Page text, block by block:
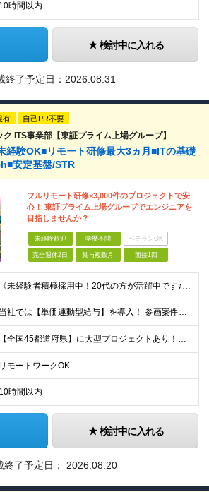
10時間以内
検討中に入れる
終了予定日： 2026.08.31
有 自己PR不要
ITS事業部【東証プライム上場グループ】
経験OK■リモート研修最大3ヵ月■ITの基礎
安定基盤/STR
フルリモート研修×3,000件のプロジェクトで安
心！ 東証プライム上場グループでエンジニアを
目指しませんか？
未経験歓迎 学歴不問 ベテランOK
完全週休2日 賞与複数月 面接1回
《未経験者積極採用中！20代の方が活躍中です♪》 ◎約4割が実務未経験入社！ ■学歴・職歴は一切問いません！ ■第二新卒の方もお気軽にご相談ください♪ ■入社してから数年は、転勤の可能性があります
当社では【単価連動型給与】を導入！ 参画案件の契約単価に連動して給与が決定。 還元率は単価の【70％～80％】と東証プライム上場グループとして高水準です！（社会保険料・教育コスト含む） ■関東：月給
【全国45都道府県】に大型プロジェクトあり！※ 四国・沖縄を除く 主要勤務地： 北海道/宮城県/栃木県/埼玉県/千葉県/東京都/神奈川県/愛知県/大阪府/京都府/兵庫県/広島県/福岡県/熊本県 ※勤
リモートワークOK
10時間以内
検討中に入れる
終了予定日： 2026.08.20